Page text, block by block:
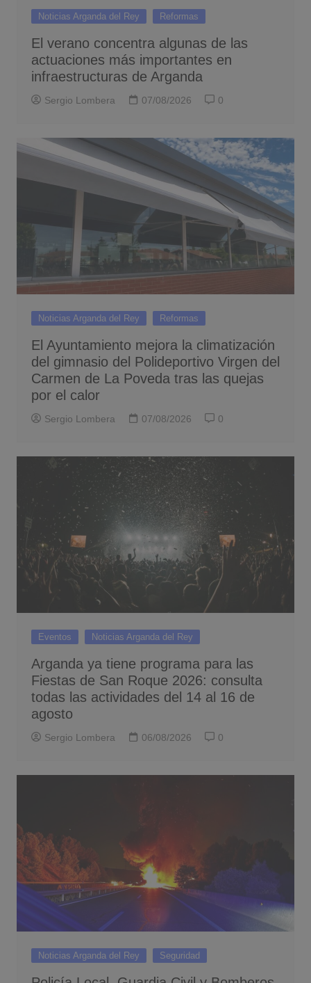
Noticias Arganda del Rey Reformas
El verano concentra algunas de las
actuaciones más importantes en
infraestructuras de Arganda
Sergio Lombera 07/08/2026 0
Noticias Arganda del Rey Reformas
El Ayuntamiento mejora la climatización
del gimnasio del Polideportivo Virgen del
Carmen de La Poveda tras las quejas
por el calor
Sergio Lombera 07/08/2026 0
Eventos Noticias Arganda del Rey
Arganda ya tiene programa para las
Fiestas de San Roque 2026: consulta
todas las actividades del 14 al 16 de
agosto
Sergio Lombera 06/08/2026 0
Noticias Arganda del Rey Seguridad